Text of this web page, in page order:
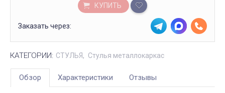
КУПИТЬ
Заказать через:
КАТЕГОРИИ: СТУЛЬЯ Стулья металлокаркас
Обзор Характеристики Отзывы